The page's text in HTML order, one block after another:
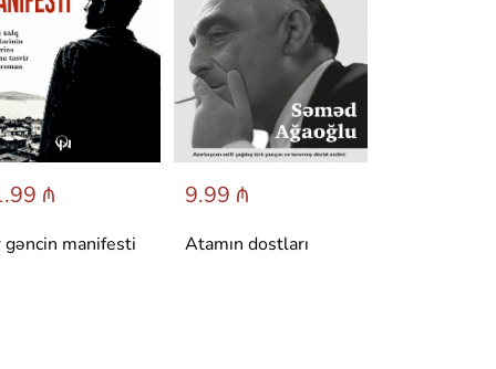
₼
gəncin manifesti
9.99 ₼
Atamın dostları